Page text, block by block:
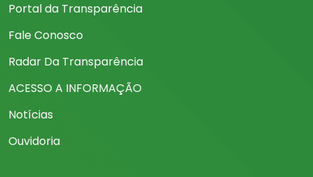
Portal da Transparência
Fale Conosco
Radar Da Transparência
ACESSO A INFORMAÇÃO
Notícias
Ouvidoria